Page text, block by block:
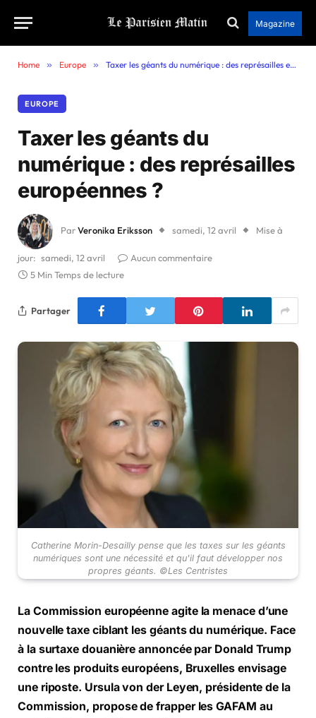
Magazine
Home » Europe » Taxer les géants du numérique : des représailles européennes ?
EUROPE
Taxer les géants du
numérique : des représailles
européennes ?
ParVeronika Eriksson samedi, 12 avril Mise à
jour: samedi, 12 avril
Aucun commentaire
5 Min Temps de lecture
Partager
Catherine Morin-Desailly pense que les taxes sur les géants
numériques sont une nécessité et qu'il faut développer nos
propres géants. ©Les Centristes
La Commission européenne agite la menace d’une
nouvelle taxe ciblant les géants du numérique. Face
à la surtaxe douanière annoncée par Donald Trump
contre les produits européens, Bruxelles envisage
une riposte. Ursula von der Leyen, présidente de la
Commission, propose de frapper les GAFAM au